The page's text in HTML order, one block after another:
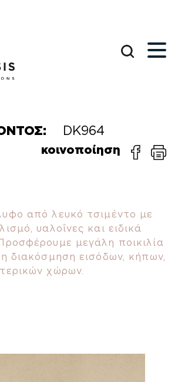
DK964
κοινοποίηση
από λευκό τσιμέντο με
υαλοΐνες και ειδικά
μεγάλη ποικιλία
διακόσμηση εισόδων, κήπων,
χώρων.